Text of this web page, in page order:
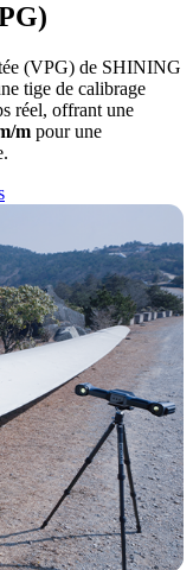
(VPG) de SHINING
tige de calibrage
réel, offrant une
m pour une